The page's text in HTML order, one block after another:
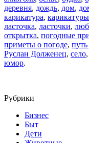
деревня, дождь, дом,
карикатура, карикатуры
ласточка, ласточки,
открытка, погодные
приметы о погоде,
Руслан Долженец, село,
юмор.
Рубрики
Бизнес
Быт
Дети